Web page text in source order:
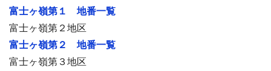
富士ヶ嶺第１ 地番一覧
富士ヶ嶺第２地区
富士ヶ嶺第２ 地番一覧
富士ヶ嶺第３地区